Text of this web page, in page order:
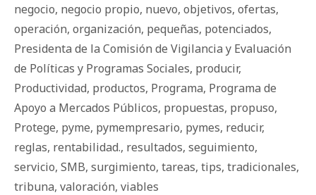
negocio, negocio propio, nuevo, objetivos, ofertas,
operación, organización, pequeñas, potenciados,
Presidenta de la Comisión de Vigilancia y Evaluación
de Políticas y Programas Sociales, producir,
Productividad, productos, Programa, Programa de
Apoyo a Mercados Públicos, propuestas, propuso,
Protege, pyme, pymempresario, pymes, reducir,
reglas, rentabilidad., resultados, seguimiento,
servicio, SMB, surgimiento, tareas, tips, tradicionales,
tribuna, valoración, viables